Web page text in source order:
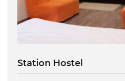
Station Hostel